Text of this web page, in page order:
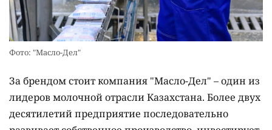
Фото: "Масло-Дел"
За брендом стоит компания "Масло-Дел" – один из
лидеров молочной отрасли Казахстана. Более двух
десятилетий предприятие последовательно